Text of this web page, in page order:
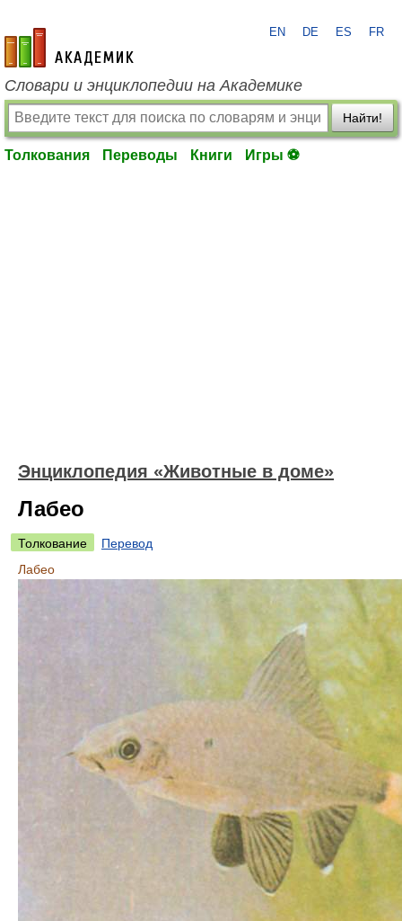
academic.ru
EN DE ES FR
Словари и энциклопедии на Академике
Найти!
Толкования Переводы Книги Игры ⚽
Энциклопедия «Животные в доме»
Лабео
Толкование
Перевод
Лабео